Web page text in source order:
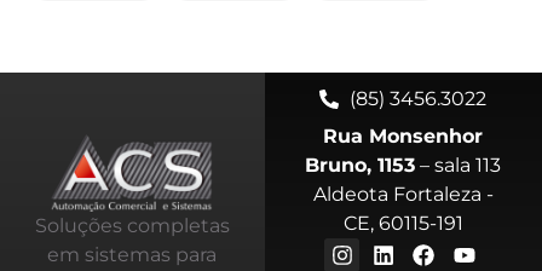
Soluções completas
em sistemas para
(85) 3456.3022
Rua Monsenhor
Bruno, 1153 – sala 113
Aldeota Fortaleza -
CE, 60115-191